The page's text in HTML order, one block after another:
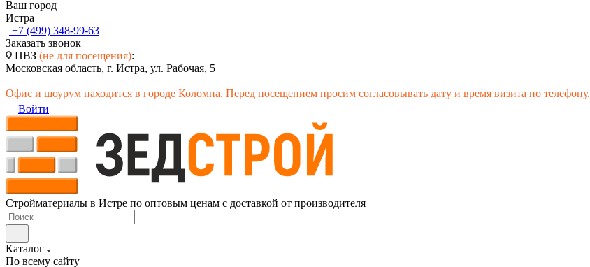
Ваш город
Истра
+7 (499) 348-99-63
Заказать звонок
ПВЗ (не для посещения):
Московская область, г. Истра, ул. Рабочая, 5
Офис и шоурум находится в городе Коломна. Перед посещением просим согласовывать дату и время визита по телефону.
Войти
Стройматериалы в Истре по оптовым ценам с доставкой от производителя
Каталог
По всему сайту